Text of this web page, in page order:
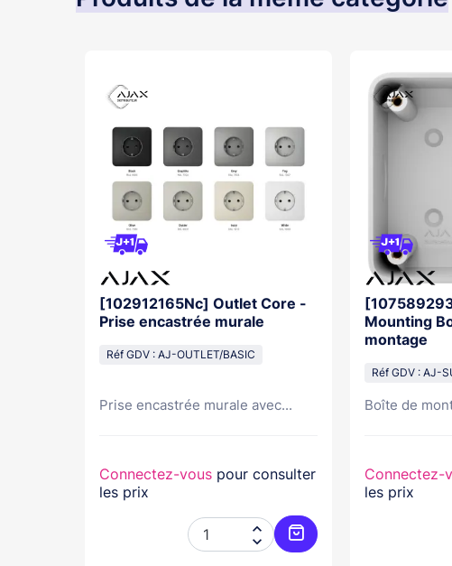
[102912165Nc] Outlet Core -
Prise encastrée murale
Réf GDV : AJ-OUTLET/BASIC
Prise encastrée murale avec...
Connectez-vous pour consulter
les prix


Ajouter au panier
Mounting
montage
Réf GDV : AJ-
Boîte de
Connectez-
les prix